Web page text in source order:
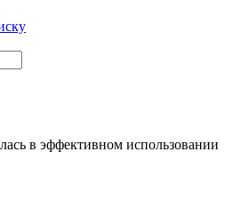
в эффективном использовании